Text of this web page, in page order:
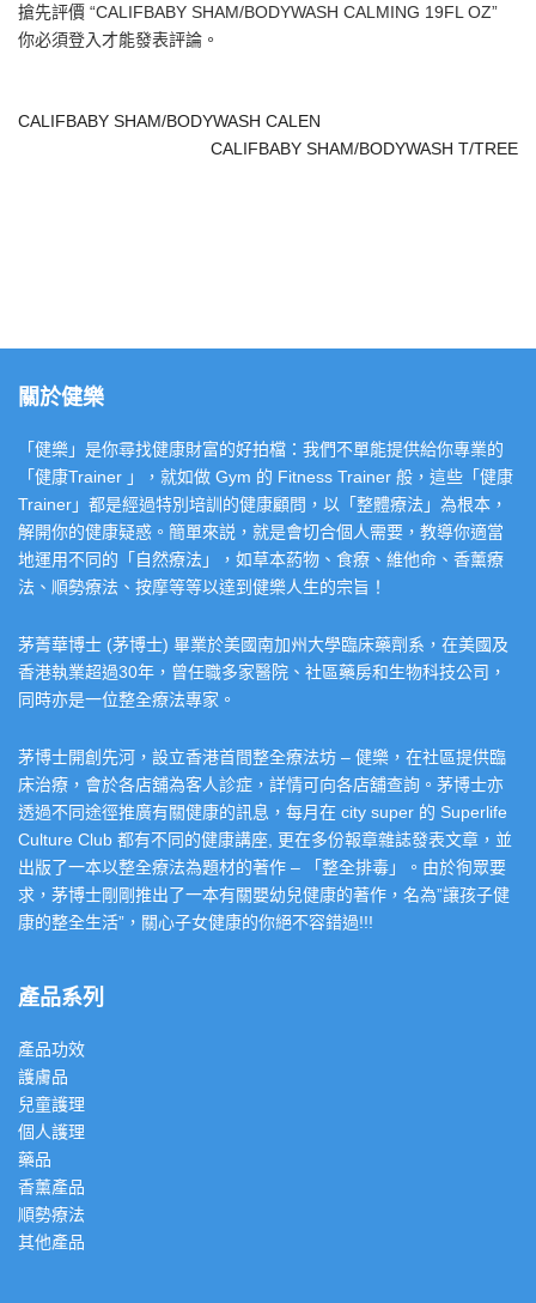
搶先評價 “CALIFBABY SHAM/BODYWASH CALMING 19FL OZ”
你必須登入 才能發表評論。
CALIFBABY SHAM/BODYWASH CALEN
CALIFBABY SHAM/BODYWASH T/TREE
關於健樂
「健樂」是你尋找健康財富的好拍檔：我們不單能提供給你專業的
「健康Trainer 」，就如做 Gym 的 Fitness Trainer 般，這些「健康
Trainer」都是經過特別培訓的健康顧問，以「整體療法」為根本，
解開你的健康疑惑。簡單來説，就是會切合個人需要，教導你適當
地運用不同的「自然療法」，如草本葯物、食療、維他命、香薰療
法、順勢療法、按摩等等以達到健樂人生的宗旨！
茅菁華博士 (茅博士) 畢業於美國南加州大學臨床藥劑系，在美國及
香港執業超過30年，曾任職多家醫院、社區藥房和生物科技公司，
同時亦是一位整全療法專家。
茅博士開創先河，設立香港首間整全療法坊 – 健樂，在社區提供臨
床治療，會於各店舖為客人診症，詳情可向各店舖查詢。茅博士亦
透過不同途徑推廣有關健康的訊息，每月在 city super 的 Superlife
Culture Club 都有不同的健康講座, 更在多份報章雜誌發表文章，並
出版了一本以整全療法為題材的著作 – 「整全排毒」。由於徇眾要
求，茅博士剛剛推出了一本有關嬰幼兒健康的著作，名為”讓孩子健
康的整全生活”，關心子女健康的你絕不容錯過!!!
產品系列
產品功效
護膚品
兒童護理
個人護理
藥品
香薰產品
順勢療法
其他產品